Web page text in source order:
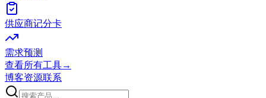
供应商记分卡
需求预测
查看所有工具→
博客资源联系